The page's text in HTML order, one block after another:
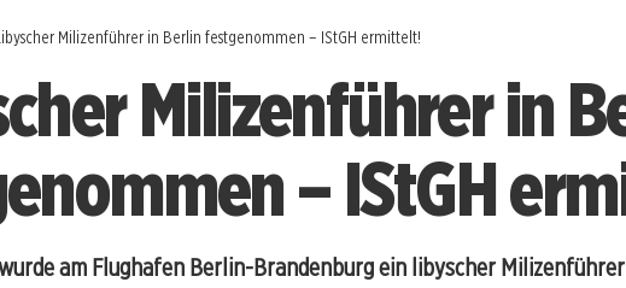
Milizenführer in Berlin festgenommen – IStGH ermittelt!
Milizenführer in
– IStGH
wurde am Flughafen Berlin-Brandenburg ein libyscher